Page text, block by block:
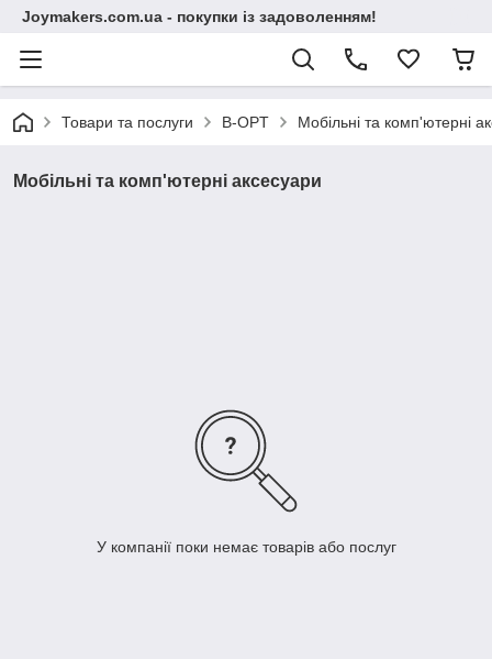
Joymakers.com.ua - покупки із задоволенням!
Товари та послуги B-OPT Мобільні та комп'ютерні
Мобільні та комп'ютерні аксесуари
У компанії поки немає товарів або послуг